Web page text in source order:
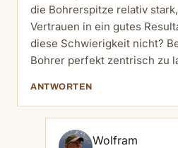
die Bohrerspitze relativ
Vertrauen in ein gutes
diese Schwierigkeit nicht?
Bohrer perfekt zentrisch zu
ANTWORTEN
Wolfram